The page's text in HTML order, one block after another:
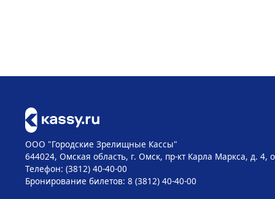
ООО "Городские Зрелищные Кассы"
644024, Омская область, г. Омск, пр-кт Карла Маркса, д. 4,
Телефон: (3812) 40-40-00
Бронирование билетов: 8 (3812) 40-40-00